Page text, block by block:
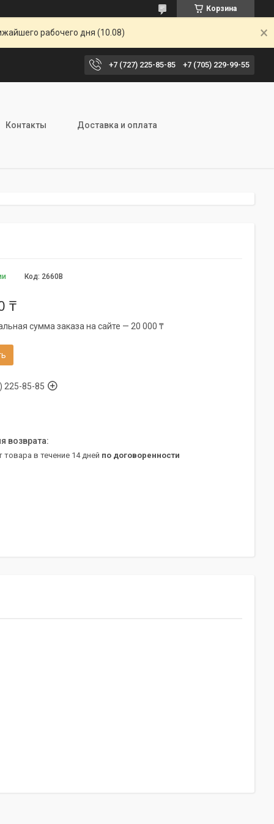
Корзина
рабочего дня (10.08)
+7 (727) 225-85-85 +7 (705) 229-99-55
Контакты Доставка и оплата
Код: 2660B
₸
сумма заказа на сайте — 20 000 ₸
225-85-85
товара в течение 14 дней по договоренности